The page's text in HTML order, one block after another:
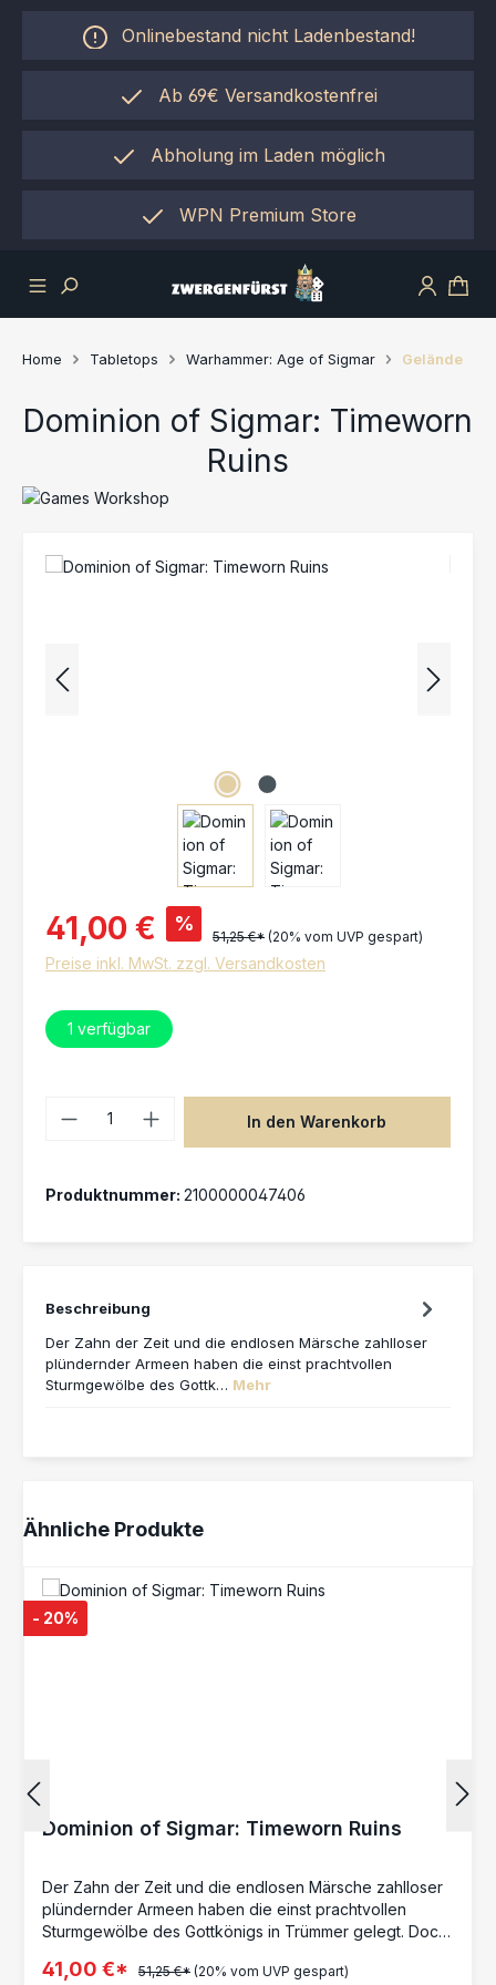
Zum Hauptinhalt springen
Onlinebestand nicht Ladenbestand!
Ab 69€ Versandkostenfrei
Abholung im Laden möglich
einfach per "Click&Collect"
WPN Premium Store
Home Tabletops Warhammer: Age of Sigmar Gelände
Dominion of Sigmar: Timeworn
Ruins
Bildergalerie überspringen
41,00 € %
51,25 €* (20% vom UVP gespart)
Preise inkl. MwSt. zzgl. Versandkosten
1 verfügbar
Produkt Anzahl: Gib den
In den Warenkorb
Produktnummer: 2100000047406
Beschreibung
Der Zahn der Zeit und die endlosen Märsche zahlloser
plündernder Armeen haben die einst prachtvollen
Sturmgewölbe des Gottk… Mehr
Produktgalerie überspringen
Ähnliche Produkte
- 20%
Dominion of Sigmar: Timeworn Ruins
Der Zahn der Zeit und die endlosen Märsche zahlloser
plündernder Armeen haben die einst prachtvollen
Sturmgewölbe des Gottkönigs in Trümmer gelegt. Doch
rachsüchtigen Geister der Wächter, die einst über sie
41,00 €* 51,25 €* (20% vom UVP gespart)